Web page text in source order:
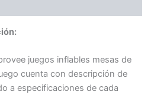
juegos inflables mesas de
cuenta con descripción de
a especificaciones de cada